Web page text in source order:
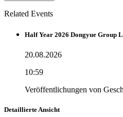
Related Events
Half Year 2026 Dongyue Group
20.08.2026
10:59
Veröffentlichungen von
Detaillierte Ansicht